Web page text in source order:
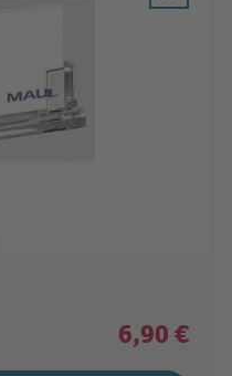
6,90 €